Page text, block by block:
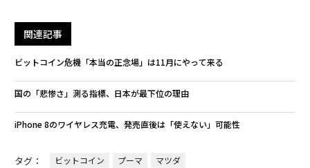
関連記事
ビットコイン危機「本当の正念場」は11月にやって来る
国の「悲惨さ」測る指標、日本が最下位の理由
iPhone 8のワイヤレス充電、発売直後は「使えない」可能性
タグ： ビットコイン プーマ マツダ